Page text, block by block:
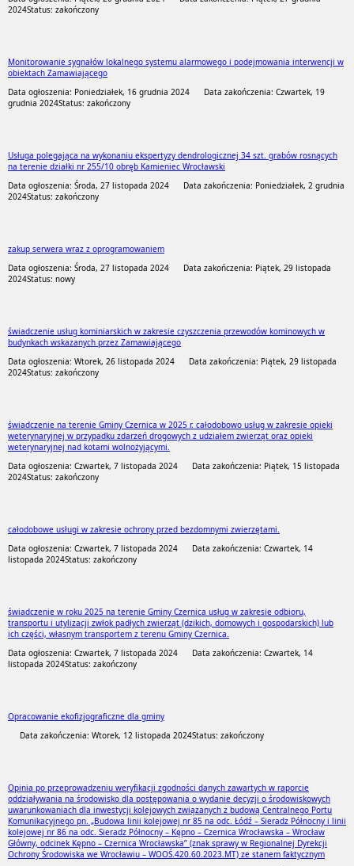
2024Status: zakończony
Monitorowanie sygnałów lokalnego systemu alarmowego i podejmowania interwencji w
obiektach Zamawiającego
Data ogłoszenia: Poniedziałek, 16 grudnia 2024 Data zakończenia: Czwartek, 19
grudnia 2024Status: zakończony
Usługa polegająca na wykonaniu ekspertyzy dendrologicznej 34 szt. grabów rosnących
na terenie działki nr 255/10 obręb Kamieniec Wrocławski
Data ogłoszenia: Środa, 27 listopada 2024 Data zakończenia: Poniedziałek, 2 grudnia
2024Status: zakończony
zakup serwera wraz z oprogramowaniem
Data ogłoszenia: Środa, 27 listopada 2024 Data zakończenia: Piątek, 29 listopada
2024Status: nowy
świadczenie usług kominiarskich w zakresie czyszczenia przewodów kominowych w
budynkach wskazanych przez Zamawiającego
Data ogłoszenia: Wtorek, 26 listopada 2024 Data zakończenia: Piątek, 29 listopada
2024Status: zakończony
świadczenie na terenie Gminy Czernica w 2025 r. całodobowo usług w zakresie opieki
weterynaryjnej w przypadku zdarzeń drogowych z udziałem zwierząt oraz opieki
weterynaryjnej nad kotami wolnożyjącymi.
Data ogłoszenia: Czwartek, 7 listopada 2024 Data zakończenia: Piątek, 15 listopada
2024Status: zakończony
całodobowe usługi w zakresie ochrony przed bezdomnymi zwierzętami.
Data ogłoszenia: Czwartek, 7 listopada 2024 Data zakończenia: Czwartek, 14
listopada 2024Status: zakończony
świadczenie w roku 2025 na terenie Gminy Czernica usług w zakresie odbioru,
transportu i utylizacji zwłok padłych zwierząt (dzikich, domowych i gospodarskich) lub
ich części, własnym transportem z terenu Gminy Czernica.
Data ogłoszenia: Czwartek, 7 listopada 2024 Data zakończenia: Czwartek, 14
listopada 2024Status: zakończony
Opracowanie ekofizjograficzne dla gminy
Data zakończenia: Wtorek, 12 listopada 2024Status: zakończony
Opinia po przeprowadzeniu weryfikacji zgodności danych zawartych w raporcie
oddziaływania na środowisko dla postępowania o wydanie decyzji o środowiskowych
uwarunkowaniach dla inwestycji kolejowych związanych z budową Centralnego Portu
Komunikacyjnego pn. „Budowa linii kolejowej nr 85 na odc. Łódź – Sieradz Północny i linii
kolejowej nr 86 na odc. Sieradz Północny – Kępno – Czernica Wrocławska – Wrocław
Główny, odcinek Kępno – Czernica Wrocławska” (znak sprawy w Regionalnej Dyrekcji
Ochrony Środowiska we Wrocławiu – WOOŚ.420.60.2023.MT) ze stanem faktycznym